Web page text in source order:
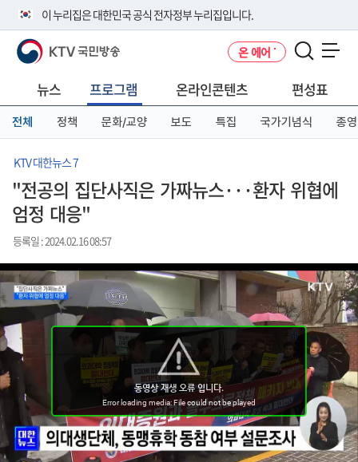
이 누리집은 대한민국 공식 전자정부 누리집입니다.
공식 누리집 주소 확인하기
니다.
이밖에 or.kr 또는 .kr등 다른 도메인 주소를 사용하고 있다면 아래 URL에
서 도메인 주소를 확인해 보세요
KTV 국민방송 온 에어
뉴스 프로그램 온라인콘텐츠 편성표
전체 정책 문화/교양 보도 특집 국가기념식 종영
KTV 대한뉴스 7
"전공의 집단사직은 가짜뉴스···환자 위협에
엄정 대응"
등록일 : 2024.02.16 08:57